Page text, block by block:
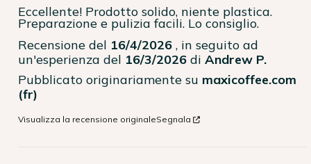
Eccellente! Prodotto solido, niente plastica.
Preparazione e pulizia facili. Lo consiglio.
Recensione del 16/4/2026 , in seguito ad
un'esperienza del 16/3/2026 di Andrew P.
Pubblicato originariamente su maxicoffee.com
(fr)
Visualizza la recensione originaleSegnala